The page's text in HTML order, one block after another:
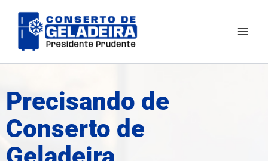
para
Precisando de
Conserto de